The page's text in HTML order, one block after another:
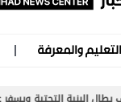
التعليم والمعرفة